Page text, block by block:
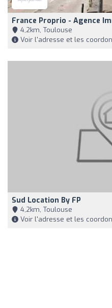
France Proprio - Agence
4,2km, Toulouse
Voir l'adresse et les
Sud Location By FP
4,2km, Toulouse
Voir l'adresse et les